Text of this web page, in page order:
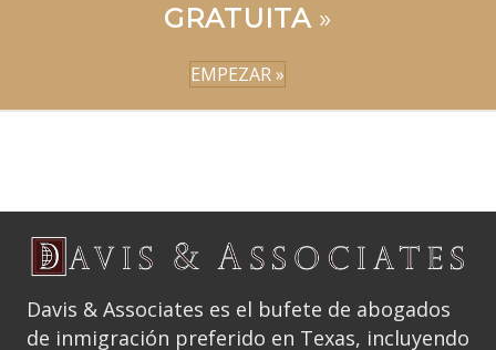
GRATUITA»
EMPEZAR »
Davis & Associates es el bufete de abogados
de inmigración preferido en Texas, incluyendo